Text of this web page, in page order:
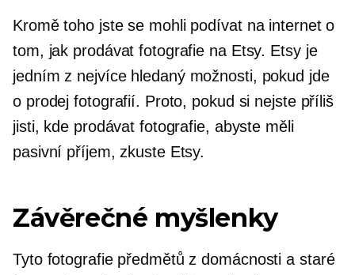
Kromě toho jste se mohli podívat na internet o
tom, jak prodávat fotografie na Etsy. Etsy je
jedním z nejvíce hledanýmožnosti, pokud jde
o prodej fotografií. Proto, pokud si nejste příliš
jisti, kde prodávat fotografie, abyste měli
pasivní příjem, zkuste Etsy.
Závěrečné myšlenky
Tyto fotografie předmětů z domácnosti a staré